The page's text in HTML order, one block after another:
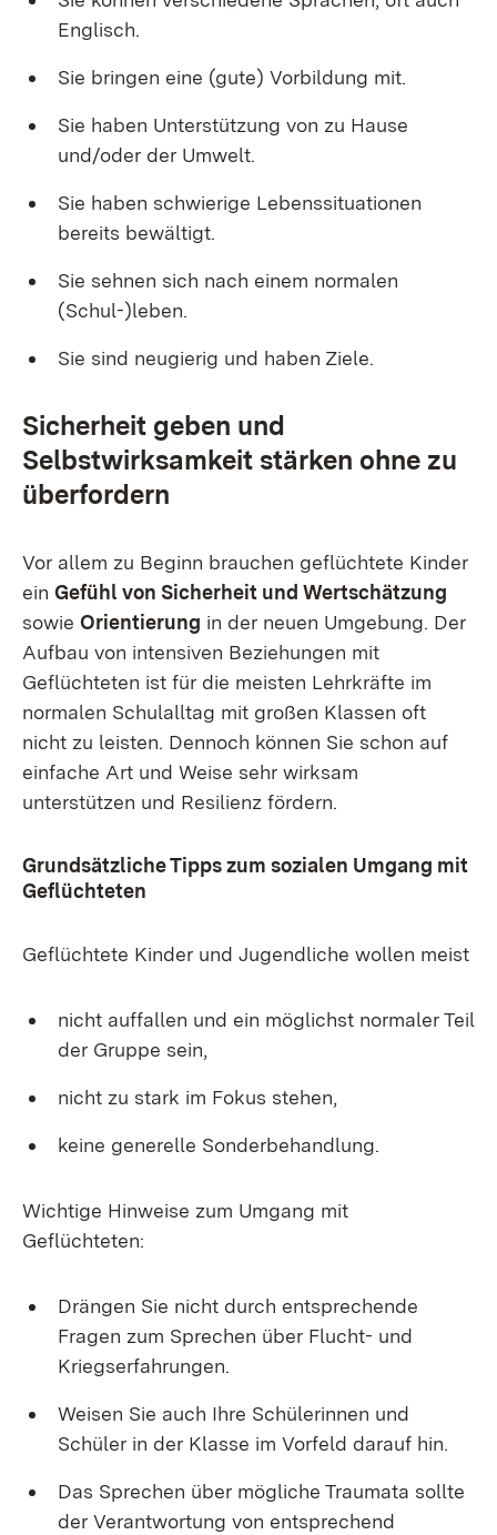
Englisch.
Sie bringen eine (gute) Vorbildung mit.
Sie haben Unterstützung von zu Hause
und/oder der Umwelt.
Sie haben schwierige Lebenssituationen
bereits bewältigt.
Sie sehnen sich nach einem normalen
(Schul-)leben.
Sie sind neugierig und haben Ziele.
Sicherheit geben und
Selbstwirksamkeit stärken ohne zu
überfordern
Vor allem zu Beginn brauchen geflüchtete Kinder
ein Gefühl von Sicherheit und Wertschätzung
sowie Orientierung in der neuen Umgebung. Der
Aufbau von intensiven Beziehungen mit
Geflüchteten ist für die meisten Lehrkräfte im
normalen Schulalltag mit großen Klassen oft
nicht zu leisten. Dennoch können Sie schon auf
einfache Art und Weise sehr wirksam
unterstützen und Resilienz fördern.
Grundsätzliche Tipps zum sozialen Umgang mit
Geflüchteten
Geflüchtete Kinder und Jugendliche wollen meist
nicht auffallen und ein möglichst normaler Teil
der Gruppe sein,
nicht zu stark im Fokus stehen,
keine generelle Sonderbehandlung.
Wichtige Hinweise zum Umgang mit
Geflüchteten:
Drängen Sie nicht durch entsprechende
Fragen zum Sprechen über Flucht- und
Kriegserfahrungen.
Weisen Sie auch Ihre Schülerinnen und
Schüler in der Klasse im Vorfeld darauf hin.
Das Sprechen über mögliche Traumata sollte
der Verantwortung von entsprechend